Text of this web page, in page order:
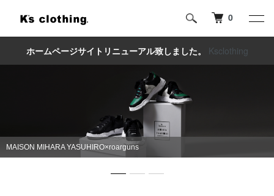
0
ホームページサイトリニューアル致しました。 Ksclothing
READY MADE 商品ページに移動